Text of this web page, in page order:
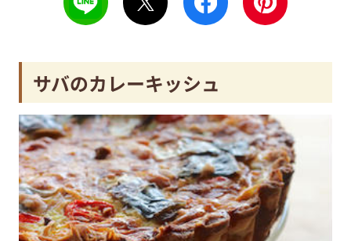
サバのカレーキッシュ